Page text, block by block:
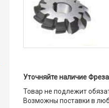
Уточняйте наличие
Товар не подлежит
Возможны поставки в